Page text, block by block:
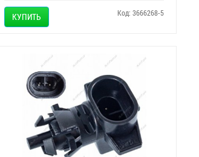
КУПИТЬ Код: 3666268-5